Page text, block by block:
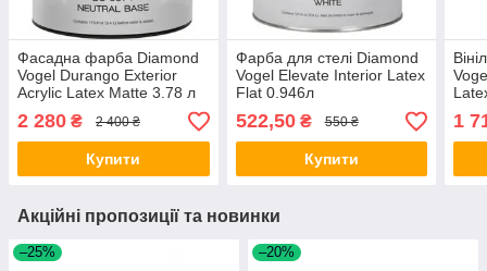
Фасадна фарба Diamond
Vogel Durango Exterior
Acrylic Latex Matte 3.78 л
2 280 ₴ 2 400 ₴
Купити
Фарба для стелі Diamond
Vogel Elevate Interior Latex
Flat 0.946л
522,50₴ 550 ₴
Купити
1
Акційні пропозиції та новинки
–25% –20%